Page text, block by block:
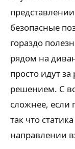
безопасные
гораздо
рядом на
просто идут
решением. С
сложнее, если
так что
направлении